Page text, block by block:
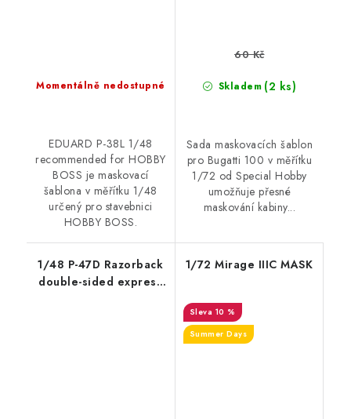
Momentálně nedostupné
EDUARD P-38L 1/48
recommended for HOBBY
BOSS je maskovací
šablona v měřítku 1/48
určený pro stavebnici
HOBBY BOSS.
Skladem (2 ks)
60 Kč
Sada maskovacích šablon
pro Bugatti 100 v měřítku
1/72 od Special Hobby
umožňuje přesné
maskování kabiny...
1/48 P-47D Razorback
double-sided express
1/72 Mirage IIIC MASK
10 %
Summer Days